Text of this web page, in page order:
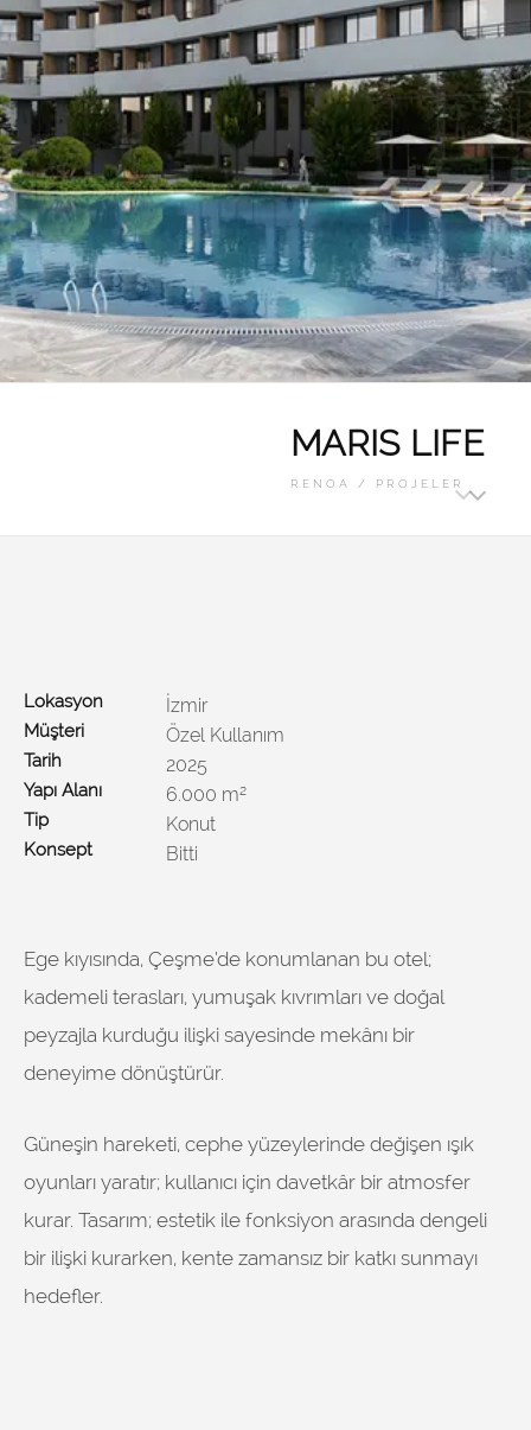
MARIS LIFE
RENOA / PROJELER
Lokasyon İzmir
Müşteri Özel Kullanım
Tarih 2025
Yapı Alanı 6.000 m²
Tip Konut
Konsept Bitti
Ege kıyısında, Çeşme’de konumlanan bu otel;
kademeli terasları, yumuşak kıvrımları ve doğal
peyzajla kurduğu ilişki sayesinde mekânı bir
deneyime dönüştürür.
Güneşin hareketi, cephe yüzeylerinde değişen ışık
oyunları yaratır; kullanıcı için davetkâr bir atmosfer
kurar. Tasarım; estetik ile fonksiyon arasında dengeli
bir ilişki kurarken, kente zamansız bir katkı sunmayı
hedefler.